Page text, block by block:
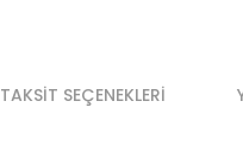
TAKSIT SEÇENEKLERI